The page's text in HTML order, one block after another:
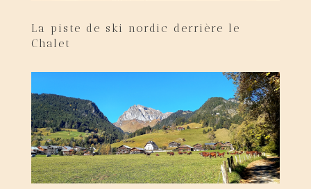
La piste de ski nordic derrière le
Chalet